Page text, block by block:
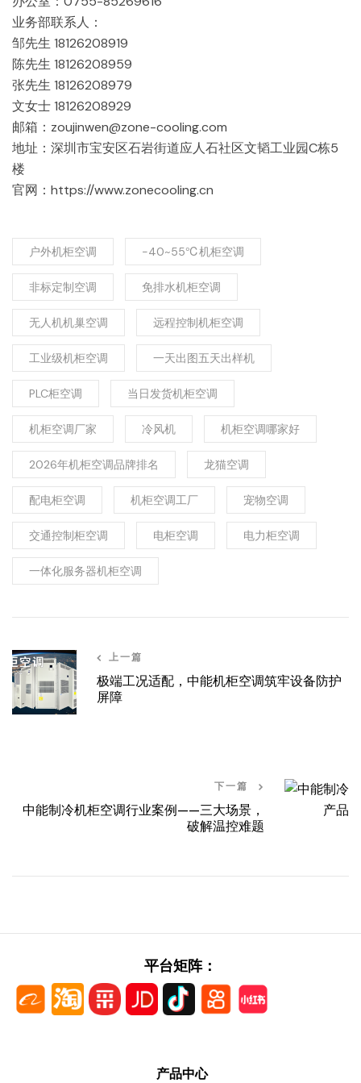
业务部联系人：
邹先生 18126208919
陈先生 18126208959
张先生 18126208979
文女士 18126208929
邮箱：zoujinwen@zone-cooling.com
地址：深圳市宝安区石岩街道应人石社区文韬工业园C栋5
楼
官网：https://www.zonecooling.cn
户外机柜空调 -40~55℃机柜空调
非标定制空调 免排水机柜空调
无人机机巢空调 远程控制机柜空调
工业级机柜空调 一天出图五天出样机
PLC柜空调 当日发货机柜空调
机柜空调厂家 冷风机 机柜空调哪家好
2026年机柜空调品牌排名 龙猫空调
配电柜空调 机柜空调工厂 宠物空调
交通控制柜空调 电柜空调 电力柜空调
一体化服务器机柜空调
上一篇
极端工况适配，中能机柜空调筑牢设备防护
屏障
下一篇
中能制冷机柜空调行业案例——三大场景，
破解温控难题
平台矩阵：
产品中心